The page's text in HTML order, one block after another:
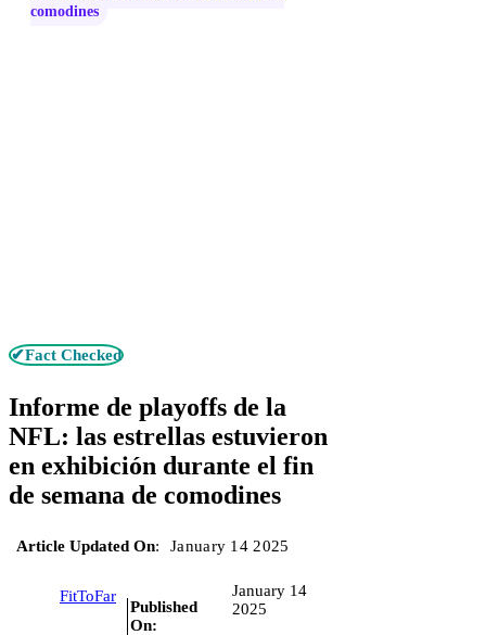
comodines
✔Fact Checked
Informe de playoffs de la
NFL: las estrellas estuvieron
en exhibición durante el fin
de semana de comodines
Article Updated On: January 14 2025
FitToFar
Published
On:
January 14
2025